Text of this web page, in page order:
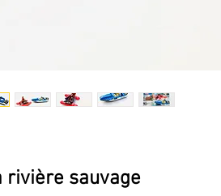
rivière sauvage